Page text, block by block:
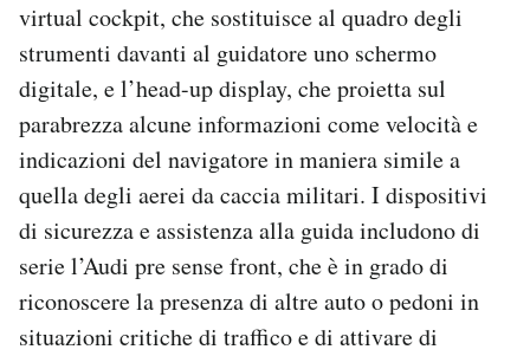
virtual cockpit, che sostituisce al quadro degli
strumenti davanti al guidatore uno schermo
digitale, e l’head-up display, che proietta sul
parabrezza alcune informazioni come velocità e
indicazioni del navigatore in maniera simile a
quella degli aerei da caccia militari. I dispositivi
di sicurezza e assistenza alla guida includono di
serie l’Audi pre sense front, che è in grado di
riconoscere la presenza di altre auto o pedoni in
situazioni critiche di traffico e di attivare di